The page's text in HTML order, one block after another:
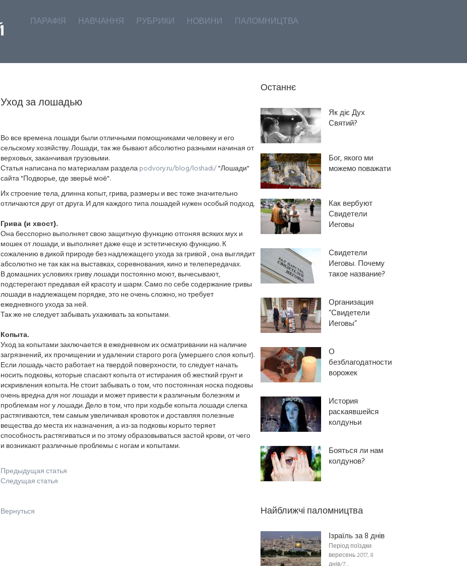
ПАРАФІЯ НАВЧАННЯ РУБРИКИ НОВИНИ ПАЛОМНИЦТВА
Уход за лошадью
Во все времена лошади были отличными помощниками человеку и его
сельскому хозяйству. Лошади, так же бывают абсолютно разными начиная от
верховых, заканчивая грузовыми.
Статья написана по материалам разделаpodvory.ru/blog/loshadi/"Лошади"
сайта "Подворье, где зверьё моё".
Их строение тела, длинна копыт, грива, размеры и вес тоже значительно
отличаются друг от друга. И для каждого типа лошадей нужен особый подход.
Грива (и хвост).
Она бесспорно выполняет свою защитную функцию отгоняя всяких мух и
мошек от лошади, и выполняет даже еще и эстетическую функцию. К
сожалению в дикой природе без надлежащего ухода за гривой , она выглядит
абсолютно не так как на выставках, соревнования, кино и телепередачах.
В домашних условиях гриву лошади постоянно моют, вычесывают,
подстерегают предавая ей красоту и шарм. Само по себе содержание гривы
лошади в надлежащем порядке, это не очень сложно, но требует
ежедневного ухода за ней.
Так же не следует забывать ухаживать за копытами.
Копыта.
Уход за копытами заключается в ежедневном их осматривании на наличие
загрязнений, их прочищении и удалении старого рога (умершего слоя копыт).
Если лошадь часто работает на твердой поверхности, то следует начать
носить подковы, которые спасают копыта от истирания об жесткий грунт и
искривления копыта. Не стоит забывать о том, что постоянная носка подковы
очень вредна для ног лошади и может привести к различным болезням и
проблемам ног у лошади. Дело в том, что при ходьбе копыта лошади слегка
растягиваются, тем самым увеличивая кровоток и доставляя полезные
вещества до места их назначения, а из-за подковы корыто теряет
способность растягиваться и по этому образовываться застой крови, от чего
и возникают различные проблемы с ногам и копытами.
Предыдущая статья
Следущая статья
Вернуться
Останнє
Як діє Дух
Святий?
Бог, якого ми
можемо поважати
Как вербуют
Свидетели
Иеговы
Свидетели
Иеговы. Почему
такое название?
Организация
“Свидетели
Иеговы”
О
безблагодатности
ворожек
История
раскаявшейся
колдуньи
Бояться ли нам
колдунов?
Найближчі паломництва
Ізраїль за 8 днів
Період поїздки:
вересень 2017, 8